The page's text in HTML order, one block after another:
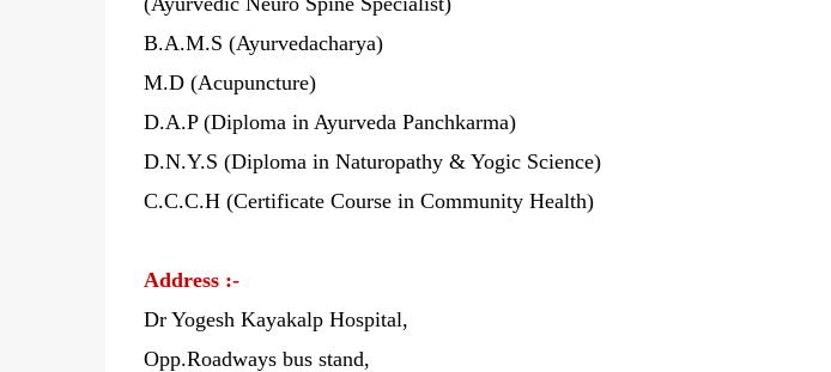
B.A.M.S (Ayurvedacharya)
M.D (Acupuncture)
D.A.P (Diploma in Ayurveda Panchkarma)
D.N.Y.S (Diploma in Naturopathy & Yogic Science)
C.C.C.H (Certificate Course in Community Health)
Address :-
Dr Yogesh Kayakalp Hospital,
Opp.Roadways bus stand,